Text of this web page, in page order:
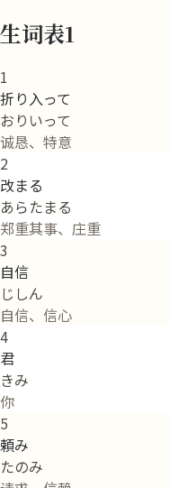
生词表1
1
折り入って
おりいって
诚恳、特意
2
改まる
あらたまる
郑重其事、庄重
3
自信
じしん
自信、信心
4
君
きみ
你
5
頼み
たのみ